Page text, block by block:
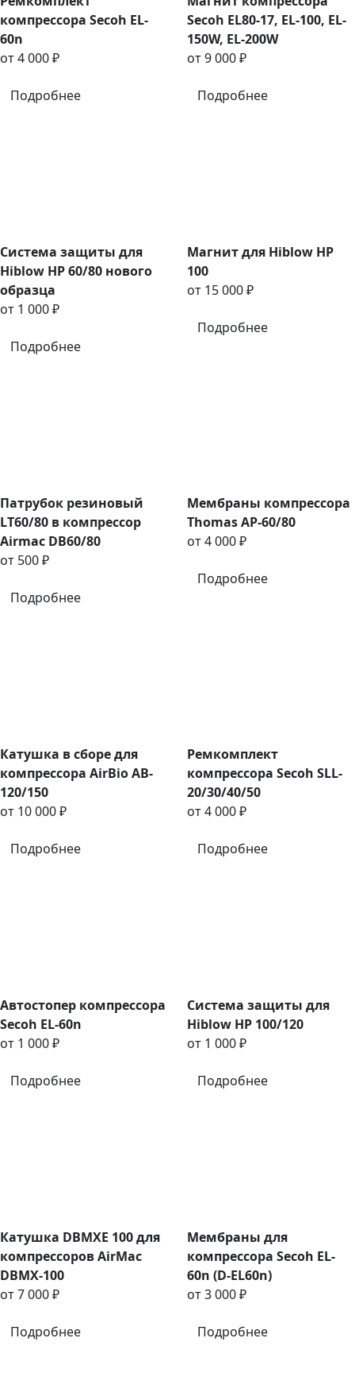
компрессора Secoh EL-
60n
от 4 000 ₽
Подробнее
Secoh EL80-17, EL-100, EL-
150W, EL-200W
от 9 000 ₽
Подробнее
Система защиты для
Hiblow HP 60/80 нового
образца
от 1 000 ₽
Подробнее
Магнит для Hiblow HP
100
от 15 000 ₽
Подробнее
Патрубок резиновый
LT60/80 в компрессор
Airmac DB60/80
от 500 ₽
Подробнее
Мембраны компрессора
Thomas AP-60/80
от 4 000 ₽
Подробнее
Катушка в сборе для
компрессора AirBio AB-
120/150
от 10 000 ₽
Подробнее
Ремкомплект
компрессора Secoh SLL-
20/30/40/50
от 4 000 ₽
Подробнее
Автостопер компрессора
Secoh EL-60n
от 1 000 ₽
Подробнее
Система защиты для
Hiblow HP 100/120
от 1 000 ₽
Подробнее
Катушка DBMXE 100 для
компрессоров AirMac
DBMX-100
от 7 000 ₽
Подробнее
Мембраны для
компрессора Secoh EL-
60n (D-EL60n)
от 3 000 ₽
Подробнее